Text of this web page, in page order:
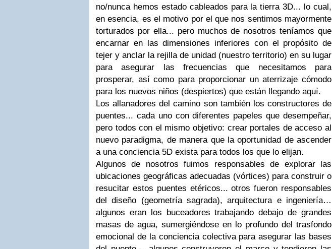
no/nunca hemos estado cableados para la tierra 3D... lo cual,
en esencia, es el motivo por el que nos sentimos mayormente
torturados por ella... pero muchos de nosotros teníamos que
encarnar en las dimensiones inferiores con el propósito de
tejer y anclar la rejilla de unidad (nuestro territorio) en su lugar
para asegurar las frecuencias que necesitamos para
prosperar, así como para proporcionar un aterrizaje cómodo
para los nuevos niños (despiertos) que están llegando aquí.
Los allanadores del camino son también los constructores de
puentes... cada uno con diferentes papeles que desempeñar,
pero todos con el mismo objetivo: crear portales de acceso al
nuevo paradigma, de manera que la oportunidad de ascender
a una conciencia 5D exista para todos los que lo elijan.
Algunos de nosotros fuimos responsables de explorar las
ubicaciones geográficas adecuadas (vórtices) para construir o
resucitar estos puentes etéricos... otros fueron responsables
del diseño (geometría sagrada), arquitectura e ingeniería…
algunos eran los buceadores trabajando debajo de grandes
masas de agua, sumergiéndose en lo profundo del trasfondo
emocional de la conciencia colectiva para asegurar las bases